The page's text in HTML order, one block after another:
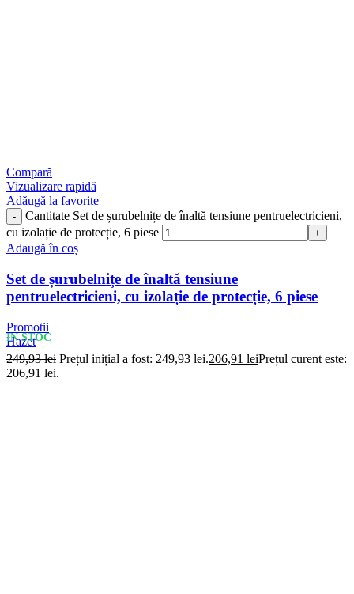
Compară
Vizualizare rapidă
Adăugă la favorite
Cantitate Set de șurubelnițe de înaltă tensiune pentruelectricieni,
cu izolație de protecție, 6 piese
Adaugă în coș
Set de șurubelnițe de înaltă tensiune
pentruelectricieni, cu izolație de protecție, 6 piese
Promotii
Hazet
IN STOC
249,93lei Prețul inițial a fost: 249,93 lei.206,91 leiPrețul curent este:
206,91 lei.